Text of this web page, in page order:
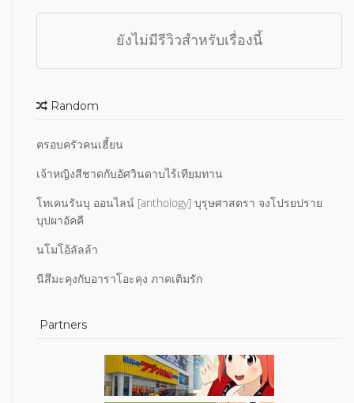
ยังไม่มีรีวิวสำหรับเรื่องนี้
Random
ครอบครัวคนเฮี้ยน
เจ้าหญิงสีชาดกับอัศวินดาบไร้เทียมทาน
โทเคนรันบุ ออนไลน์ [anthology] บุรุษศาสตรา จงโปรยปราย
บุปผาอัคคี
นโมโอ้ลัลล้า
นีสึมะคุงกับอาราโอะคุง ภาคเติมรัก
Partners